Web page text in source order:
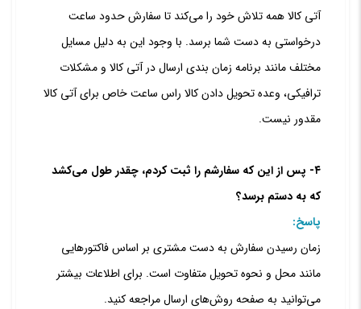
آتی کالا همه تلاش خود را می‏‌کند تا سفارش حدود ساعت
درخواستی به دست شما برسد. با وجود این به دلیل مسایل
مختلف مانند برنامه زمان ‏بندی ارسال در آتی کالا و مشکلات
ترافیکی، وعده تحویل دادن کالا راس ساعت خاص برای آتی کالا
مقدور نیست.
۴- پس از این که سفارشم را ثبت کردم، چقدر طول می‌‏کشد
که به دستم برسد؟
پاسخ:
زمان رسیدن سفارش به دست مشتری بر اساس فاکتورهایی
مانند محل و نحوه تحویل متفاوت است. برای اطلاعات بیشتر
می‌توانید به صفحه روش‌های ارسال مراجعه کنید.